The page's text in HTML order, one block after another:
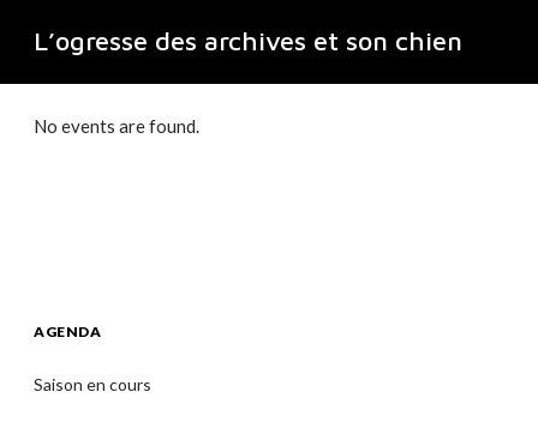
L’ogresse des archives et son chien
No events are found.
AGENDA
Saison en cours